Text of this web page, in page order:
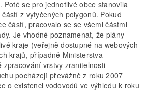
Poté se pro jednotlivé obce stanovila
z vytyčených polygonů. Pokud
částí, pracovalo se se všemi částmi
Je vhodné poznamenat, že plány
kraje (veřejně dostupné na webových
krajů, případně Ministerstva
zpracování vrstvy zranitelnosti
pocházejí převážně z roku 2007
o existenci vodovodů ve výhledu k roku